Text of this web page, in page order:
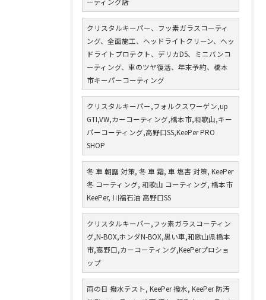
クリスタルキーパー、フッ素ガラスコーティ
ング、全面施工、ヘッドライトクリーン、ヘッ
ドライトプロテクト、デリカD5、ミニバンコ
ーティング、車のツヤ復活、年末予約、橋本
市キーパーコーティング
クリスタルキーパー,フォルクスワーゲン,up
GTI,VW,カーコーティング,橋本市,和歌山,キー
パーコーティング,高野口SS,KeePer PRO
SHOP
冬 車 朝露 対策, 冬 車 霜, 車 塩害 対策, KeePer
冬 コーティング, 和歌山 コーティング, 橋本市
KeePer, 川福石油 高野口SS
クリスタルキーパー,フッ素ガラスコーティン
グ,N-BOX,ホンダN-BOX,黒い車,和歌山県橋本
市,高野口,カーコーティング,KeePerプロショ
ップ
雨の日 撥水テスト, KeePer 撥水, KeePer 防汚